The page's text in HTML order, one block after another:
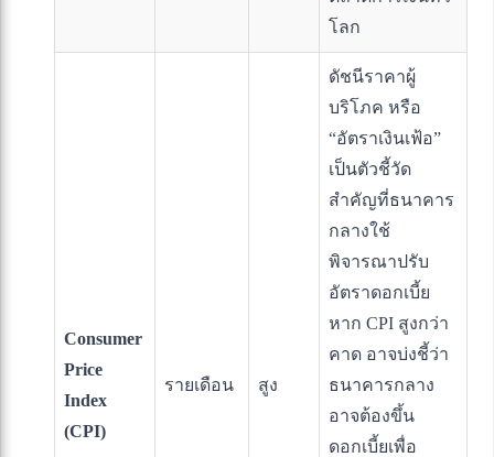
โลก
Consumer
Price
Index
(CPI)
รายเดือน สูง
ดัชนีราคาผู้
บริโภค หรือ
“อัตราเงินเฟ้อ”
เป็นตัวชี้วัด
สำคัญที่ธนาคาร
กลางใช้
พิจารณาปรับ
อัตราดอกเบี้ย
หาก CPI สูงกว่า
คาด อาจบ่งชี้ว่า
ธนาคารกลาง
อาจต้องขึ้น
ดอกเบี้ยเพื่อ